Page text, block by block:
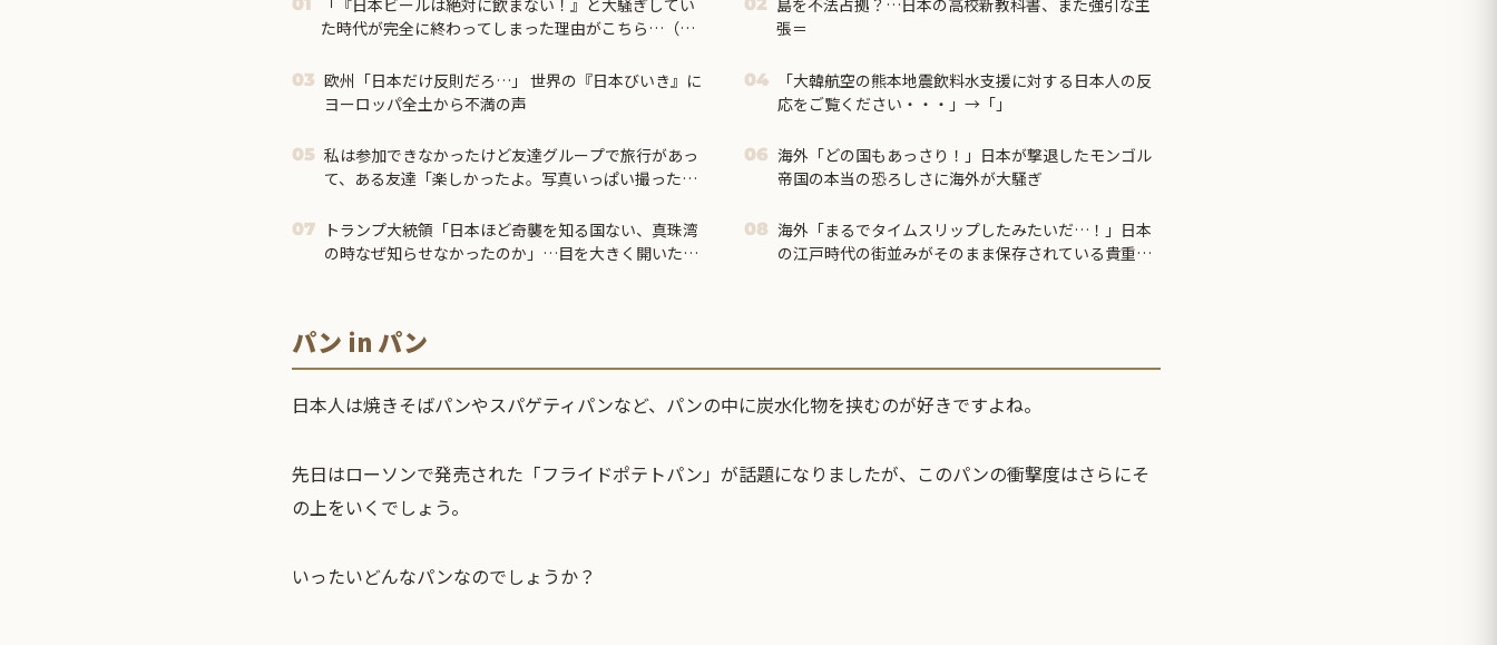
01
「『日本ビールは絶対に飲まない！』と大騒ぎしてい
た時代が完全に終わってしまった理由がこちら…（ブ
02 島を不法占拠？…日本の高校新教科書、また強引な主
張＝
03 欧州「日本だけ反則だろ…」 世界の『日本びいき』に
ヨーロッパ全土から不満の声
04
「大韓航空の熊本地震飲料水支援に対する日本人の反
応をご覧ください・・・」→「」
05 私は参加できなかったけど友達グループで旅行があっ
て、ある友達「楽しかったよ。写真いっぱい撮った」
06 海外「どの国もあっさり！」日本が撃退したモンゴル
帝国の本当の恐ろしさに海外が大騒ぎ
07
トランプ大統領「日本ほど奇襲を知る国ない、真珠湾
の時なぜ知らせなかったのか」…目を大きく開いた高
08 海外「まるでタイムスリップしたみたいだ…！」日本
の江戸時代の街並みがそのまま保存されている貴重な
パン in パン
日本人は焼きそばパンやスパゲティパンなど、パンの中に炭水化物を挟むのが好きですよね。
先日はローソンで発売された「フライドポテトパン」が話題になりましたが、このパンの衝撃度はさらにそ
の上をいくでしょう。
いったいどんなパンなのでしょうか？